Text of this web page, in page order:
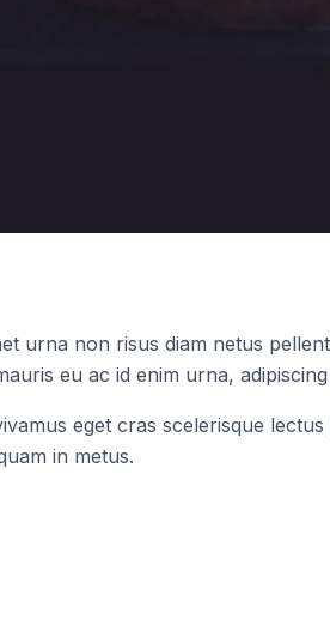
urna non risus diam netus
eu ac id enim urna,
eget cras scelerisque
in metus.